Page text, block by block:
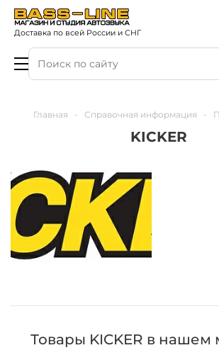
Доставка по всей России и СНГ
Главная - Справочная информация -
KICKER
Товары KICKER в нашем